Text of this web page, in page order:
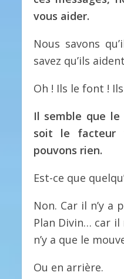
vous aider.
Nous savons
savez qu’ils
Oh ! Ils le font !
Il semble que
soit le facteur
pouvons rien.
Est-ce que
Non. Car il n’y a
Plan Divin… car il
n’y a que le
Ou en arrière.